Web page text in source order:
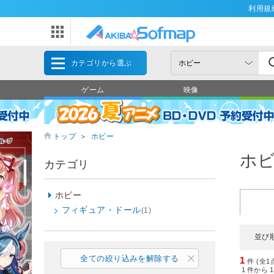
利用規
カテゴリから選ぶ
ゲーム 映像
トップ ＞ ホビー
ホ
並び
1 件 (全1
1 件から 1
カテゴリ
ホビー
フィギュア・ドール(1)
全ての絞り込みを解除する